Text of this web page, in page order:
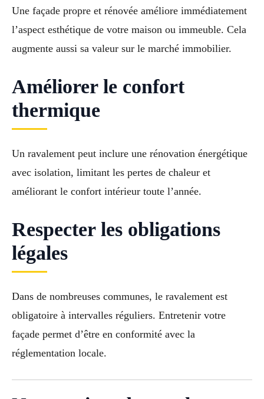
Une façade propre et rénovée améliore immédiatement
l’aspect esthétique de votre maison ou immeuble. Cela
augmente aussi sa valeur sur le marché immobilier.
Améliorer le confort
thermique
Un ravalement peut inclure une rénovation énergétique
avec isolation, limitant les pertes de chaleur et
améliorant le confort intérieur toute l’année.
Respecter les obligations
légales
Dans de nombreuses communes, le ravalement est
obligatoire à intervalles réguliers. Entretenir votre
façade permet d’être en conformité avec la
réglementation locale.